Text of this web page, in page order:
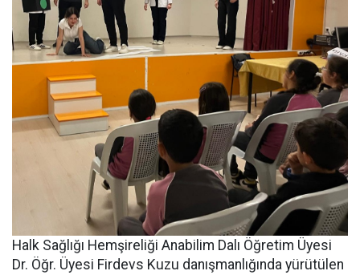
Halk Sağlığı Hemşireliği Anabilim Dalı Öğretim Üyesi
Dr. Öğr. Üyesi Firdevs Kuzu danışmanlığında yürütülen